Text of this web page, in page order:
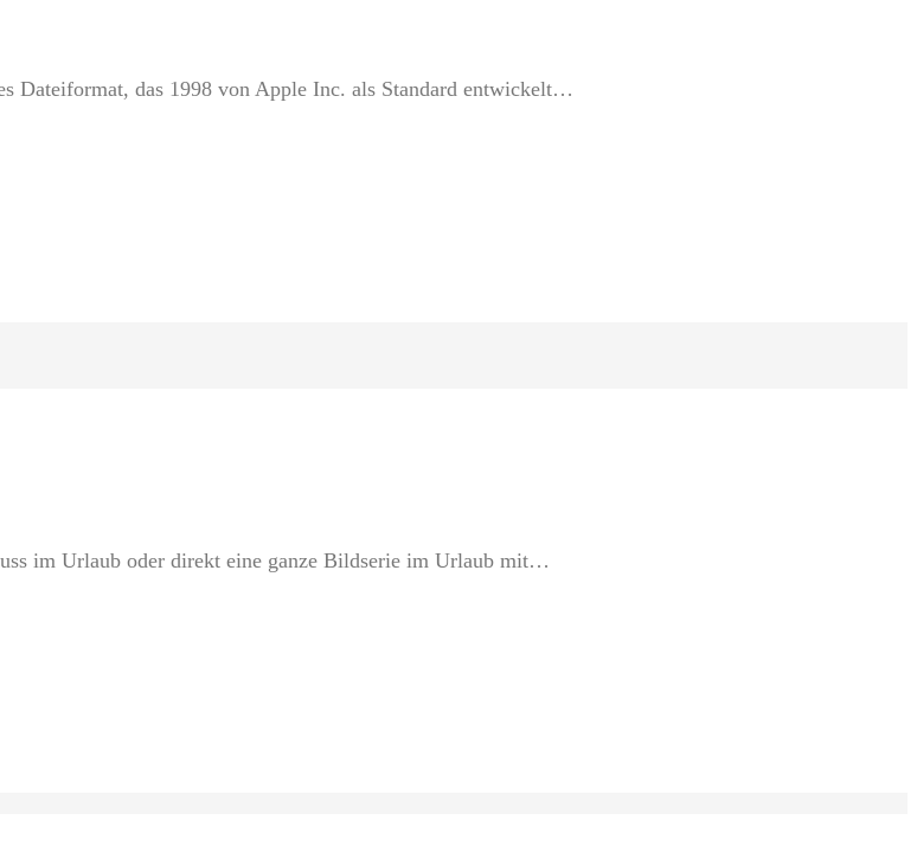
Dateiformat, das 1998 von Apple Inc. als Standard entwickelt…
im Urlaub oder direkt eine ganze Bildserie im Urlaub mit…